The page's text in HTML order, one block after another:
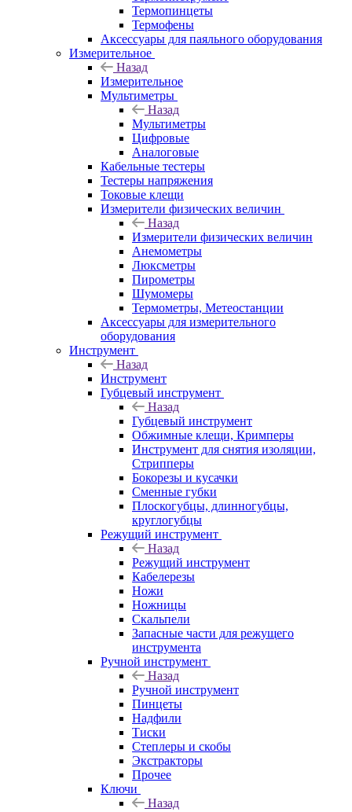
Термопинцеты
Термофены
Аксессуары для паяльного оборудования
Измерительное
Назад
Измерительное
Мультиметры
Назад
Мультиметры
Цифровые
Аналоговые
Кабельные тестеры
Тестеры напряжения
Токовые клещи
Измерители физических величин
Назад
Измерители физических величин
Анемометры
Люксметры
Пирометры
Шумомеры
Термометры, Метеостанции
Аксессуары для измерительного
оборудования
Инструмент
Назад
Инструмент
Губцевый инструмент
Назад
Губцевый инструмент
Обжимные клещи, Кримперы
Инструмент для снятия изоляции,
Стрипперы
Бокорезы и кусачки
Сменные губки
Плоскогубцы, длинногубцы,
круглогубцы
Режущий инструмент
Назад
Режущий инструмент
Кабелерезы
Ножи
Ножницы
Скальпели
Запасные части для режущего
инструмента
Ручной инструмент
Назад
Ручной инструмент
Пинцеты
Надфили
Тиски
Степлеры и скобы
Экстракторы
Прочее
Ключи
Назад